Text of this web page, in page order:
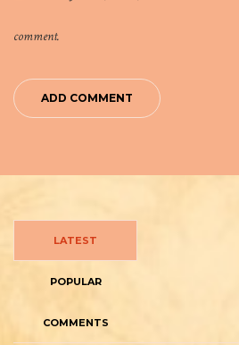
comment.
LATEST
POPULAR
COMMENTS